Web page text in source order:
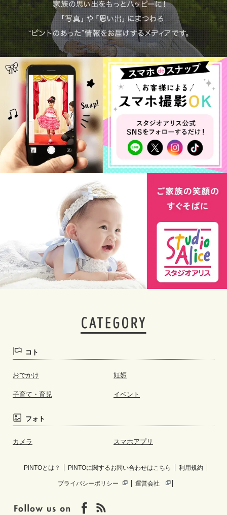
コト
おでかけ 妊娠
子育て・育児 イベント
フォト
カメラ スマホアプリ
PINTOとは？ PINTOに関するお問い合わせはこちら 利用規約
プライバシーポリシー 運営会社